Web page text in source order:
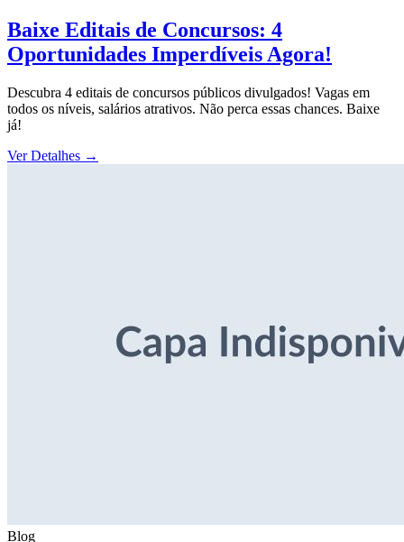
Baixe Editais de Concursos: 4
Oportunidades Imperdíveis Agora!
Descubra 4 editais de concursos públicos divulgados! Vagas em
todos os níveis, salários atrativos. Não perca essas chances. Baixe
já!
Ver Detalhes →
Blog